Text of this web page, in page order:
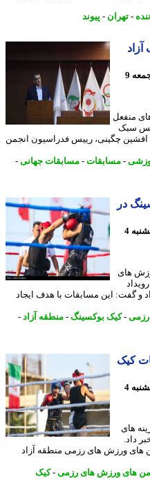
-تهران- پیوند
9 روز پیش - جمعه 9
چگینی، رییس فدراسیون انجمن
-مسابقات-مسابقات جهانی-
در
14 روز پیش - یکشنبه 4
این مسابقات با هدف ایجاد
-کیک بوکسینگ-منطقه آزاد
14 روز پیش - یکشنبه 4
ورزش های رزمی منطقه آزاد
ورزش های رزمی -کیک